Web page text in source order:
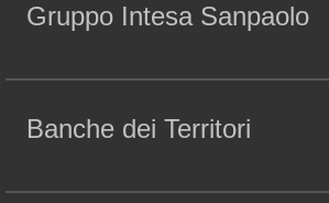
Gruppo Intesa Sanpaolo
Banche dei Territori